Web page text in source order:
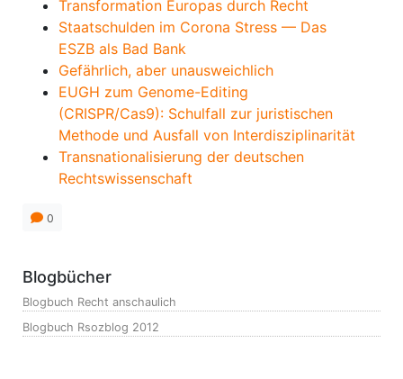
Transformation Europas durch Recht
Staatschulden im Corona Stress — Das
ESZB als Bad Bank
Gefährlich, aber unausweichlich
EUGH zum Genome-Editing
(CRISPR/Cas9): Schulfall zur juristischen
Methode und Ausfall von Interdisziplinarität
Transnationalisierung der deutschen
Rechtswissenschaft
0
Blogbücher
Blogbuch Recht anschaulich
Blogbuch Rsozblog 2012